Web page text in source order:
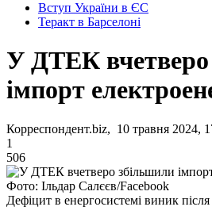
Вступ України в ЄС
Теракт в Барселоні
У ДТЕК вчетверо
імпорт
Корреспондент.biz, 10 травня 2024,
1
506
Фото: Ільдар Салєєв/Facebook
Дефіцит в енергосистемі виник